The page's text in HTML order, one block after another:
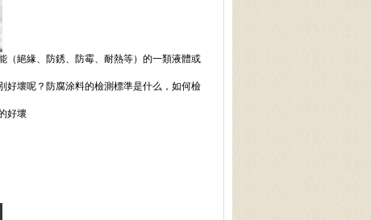
（絕緣、防銹、防霉、耐熱等）的一類液體或
好壞呢？防腐涂料的檢測標準是什么，如何檢
好壞